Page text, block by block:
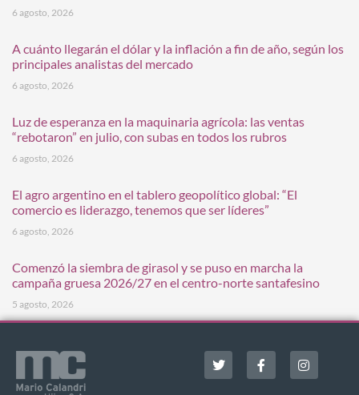
6 agosto, 2026
A cuánto llegarán el dólar y la inflación a fin de año, según los
principales analistas del mercado
6 agosto, 2026
Luz de esperanza en la maquinaria agrícola: las ventas
“rebotaron” en julio, con subas en todos los rubros
6 agosto, 2026
El agro argentino en el tablero geopolítico global: “El
comercio es liderazgo, tenemos que ser líderes”
6 agosto, 2026
Comenzó la siembra de girasol y se puso en marcha la
campaña gruesa 2026/27 en el centro-norte santafesino
5 agosto, 2026